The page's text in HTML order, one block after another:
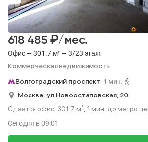
Офис — 301.7 м² — 3/23 этаж
Коммерческая недвижимость
618 485 ₽/мес.
Волгоградский проспект 1 мин.
Москва, ул Новоостаповская, 20
Сдается офис, 301.7 м², 1 мин. до метро
Сегодня в 09:01